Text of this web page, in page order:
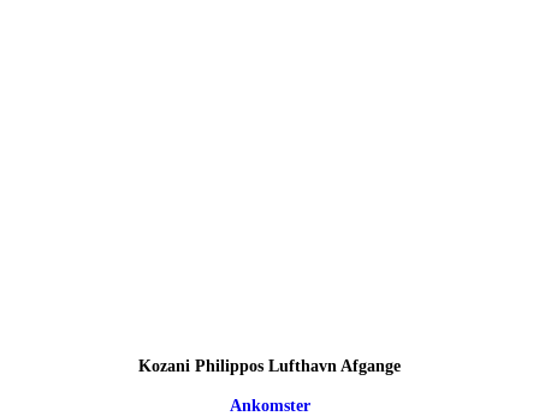
Kozani Philippos Lufthavn Afgange
Ankomster